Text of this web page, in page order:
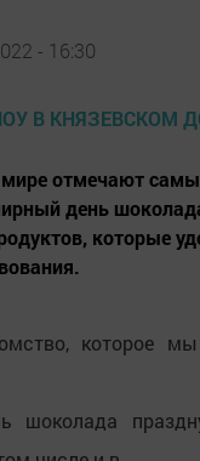
- 16:30
отмечают
день
которые
которое
шоколада